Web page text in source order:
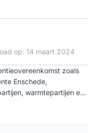
op: 14 maart 2024
zoals
Enschede,
warmtepartijen en
is een
en ondergrond: